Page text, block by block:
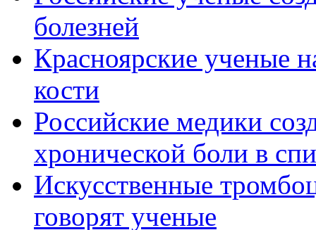
болезней
Красноярские ученые
кости
Российские медики
хронической боли в
Искусственные
говорят ученые